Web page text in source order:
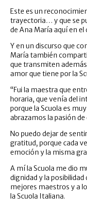
Este es un
trayectoria… y que se
de Ana María aquí en el
Y en un discurso que
María también
que transmiten
amor que tiene por la
“Fui la maestra que
horaria, que venía del
porque la Scuola es
abrazamos la pasión de
No puedo dejar de
gratitud, porque cada
emoción y la misma
A mí la Scuola me dio
dignidad y la
mejores maestros y a
la Scuola Italiana.